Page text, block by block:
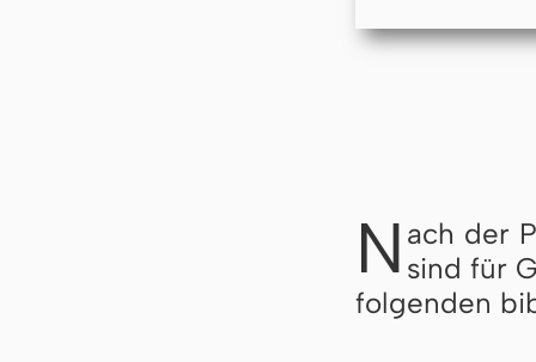
N ach der
sind für
folgenden